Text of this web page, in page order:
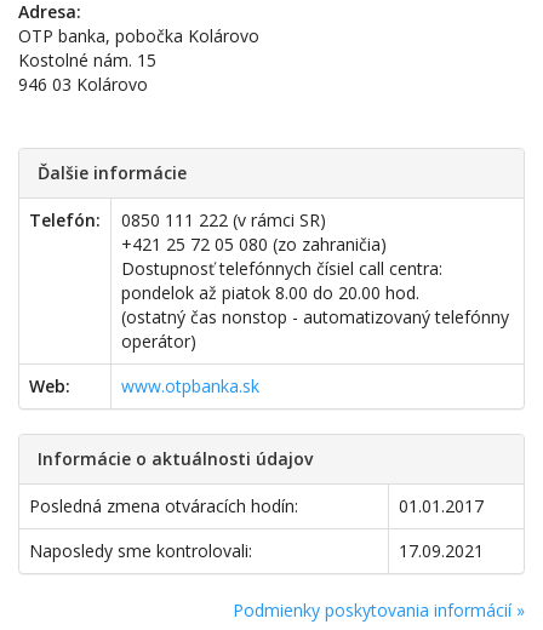
Adresa:
OTP banka, pobočka Kolárovo
Kostolné nám. 15
946 03 Kolárovo
Ďalšie informácie
Telefón:
0850 111 222 (v rámci SR)
+421 25 72 05 080 (zo zahraničia)
Dostupnosť telefónnych čísiel call centra:
pondelok až piatok 8.00 do 20.00 hod.
(ostatný čas nonstop - automatizovaný telefónny
operátor)
Web:
www.otpbanka.sk
Informácie o aktuálnosti údajov
Posledná zmena otváracích hodín:
01.01.2017
Naposledy sme kontrolovali:
17.09.2021
Podmienky poskytovania informácií »